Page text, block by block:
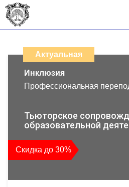
повышения
квалификации
и
Актуальная
Инклюзия
Профессиональная
Тьюторское
образовательной
Скидка до 30%